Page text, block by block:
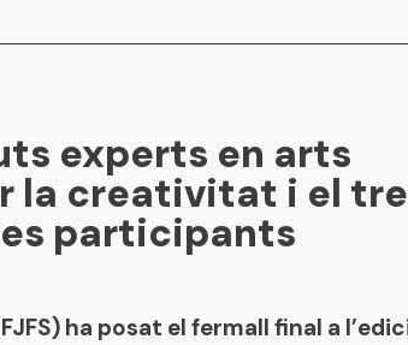
experts en arts
la creativitat i el
participants
ha posat el fermall final a